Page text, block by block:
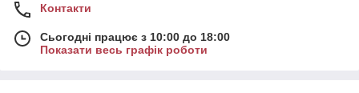
Контакти
Сьогодні працює з 10:00 до 18:00
Показати весь графік роботи